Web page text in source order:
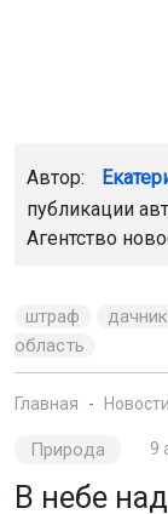
Главная
Природа 9
областью
поток
В ночь с 12 на
наблюдать
этого лучше
яркого